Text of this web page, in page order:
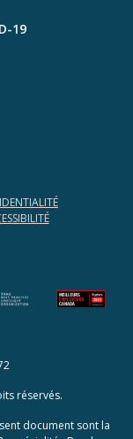
19
réservés.
document sont la